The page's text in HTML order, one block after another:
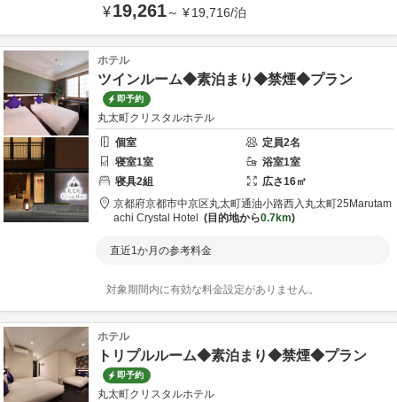
¥19,261～ ¥19,716/泊
ホテル
ツインルーム◆素泊まり◆禁煙◆プラン
即予約
丸太町クリスタルホテル
個室
定員2名
寝室1室 浴室1室
寝具2組 広さ16㎡
京都府京都市中京区丸太町通油小路西入丸太町25 Marutam
achi Crystal Hotel
目的地から0.7km
直近1か月の参考料金
対象期間内に有効な料金設定がありません。
ホテル
トリプルルーム◆素泊まり◆禁煙◆プラン
即予約
丸太町クリスタルホテル